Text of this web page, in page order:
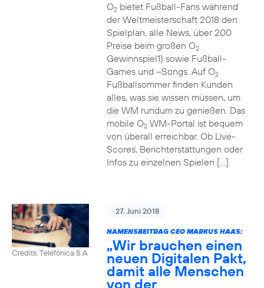
O2bietet Fußball-Fans während
der Weltmeisterschaft 2018 den
Spielplan, alle News, über 200
Preise beim großen O2
Gewinnspiel1) sowie Fußball-
Games und –Songs. Auf O2
Fußballsommer finden Kunden
alles, was sie wissen müssen, um
die WM rundum zu genießen. Das
mobile O2WM-Portal ist bequem
von überall erreichbar. Ob Live-
Scores, Berichterstattungen oder
Infos zu einzelnen Spielen […]
Credits: Telefónica S.A
27. Juni 2018
NAMENSBEITRAG CEO MARKUS HAAS:
„Wir brauchen einen
neuen Digitalen Pakt,
damit alle Menschen
von der